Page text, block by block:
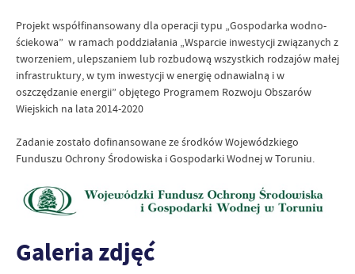
Projekt współfinansowany dla operacji typu „Gospodarka wodno-
ściekowa” w ramach poddziałania „Wsparcie inwestycji związanych z
tworzeniem, ulepszaniem lub rozbudową wszystkich rodzajów małej
infrastruktury, w tym inwestycji w energię odnawialną i w
oszczędzanie energii” objętego Programem Rozwoju Obszarów
Wiejskich na lata 2014-2020
Zadanie zostało dofinansowane ze środków Wojewódzkiego
Funduszu Ochrony Środowiska i Gospodarki Wodnej w Toruniu.
Galeria zdjęć